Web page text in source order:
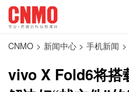
CNMO > 新闻中心 > 手机新闻 >
vivo X Fold6将搭